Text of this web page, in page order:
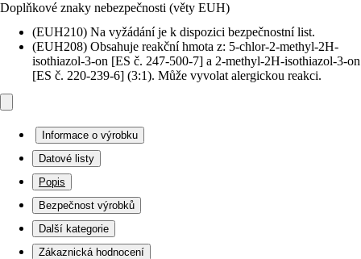
Doplňkové znaky nebezpečnosti (věty EUH)
(EUH210) Na vyžádání je k dispozici bezpečnostní list.
(EUH208) Obsahuje reakční hmota z: 5-chlor-2-methyl-2H-
isothiazol-3-on [ES č. 247-500-7] a 2-methyl-2H-isothiazol-3-on
[ES č. 220-239-6] (3:1). Může vyvolat alergickou reakci.
Informace o výrobku
Datové listy
Popis
Bezpečnost výrobků
Další kategorie
Zákaznická hodnocení